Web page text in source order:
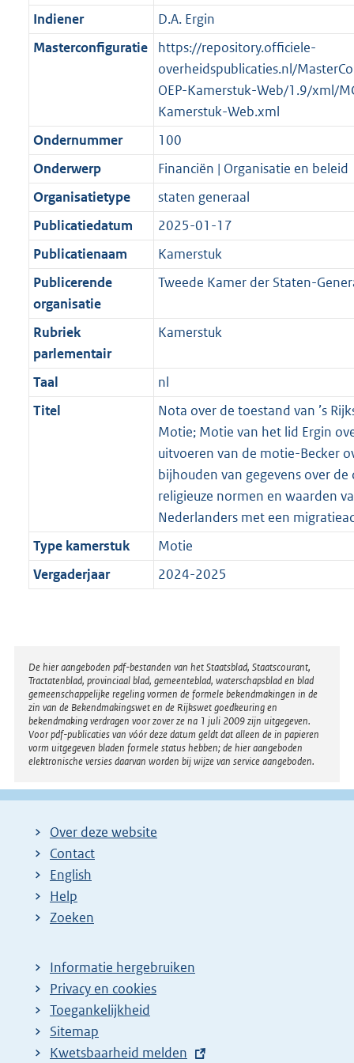
Indiener
D.A. Ergin
Masterconfiguratie
https://repository.officiele-
overheidspublicaties.nl/
OEP-Kamerstuk-Web/1.9/xml/
Kamerstuk-Web.xml
Ondernummer
100
Onderwerp
Financiën | Organisatie en beleid
Organisatietype
staten generaal
Publicatiedatum
2025-01-17
Publicatienaam
Kamerstuk
Publicerende
organisatie
Tweede Kamer der Staten-
Rubriek
parlementair
Kamerstuk
Taal
nl
Titel
Nota over de toestand van ’s
Motie; Motie van het lid Ergin
uitvoeren van de motie-Becker
bijhouden van gegevens over de
religieuze normen en waarden
Nederlanders met een
Type kamerstuk
Motie
Vergaderjaar
2024-2025
Disclaimer
De hier aangeboden pdf-bestanden van het Staatsblad, Staatscourant,
Tractatenblad, provinciaal blad, gemeenteblad, waterschapsblad en blad
gemeenschappelijke regeling vormen de formele bekendmakingen in de
zin van de Bekendmakingswet en de Rijkswet goedkeuring en
bekendmaking verdragen voor zover ze na 1 juli 2009 zijn uitgegeven.
Voor pdf-publicaties van vóór deze datum geldt dat alleen de in papieren
vorm uitgegeven bladen formele status hebben; de hier aangeboden
elektronische versies daarvan worden bij wijze van service aangeboden.
Over deze website
Contact
English
Help
Zoeken
Informatie hergebruiken
Privacy en cookies
Toegankelijkheid
Sitemap
E
Kwetsbaarheid melden